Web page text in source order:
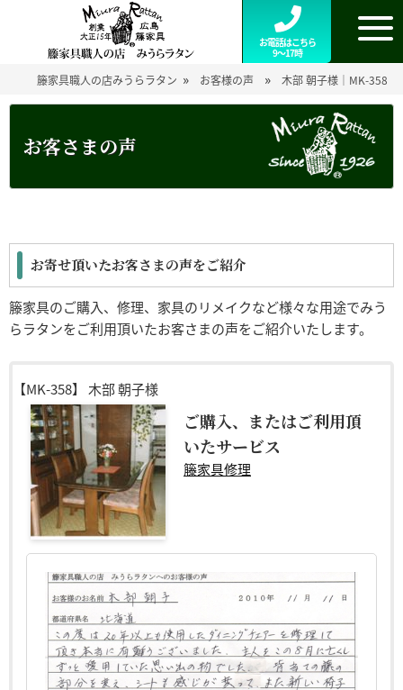
お電話はこちら
9～17時
籐家具職人の店みうらラタン » お客様の声 » 木部 朝子様｜MK-358
お客さまの声
お寄せ頂いたお客さまの声をご紹介
籐家具のご購入、修理、家具のリメイクなど様々な用途でみう
らラタンをご利用頂いたお客さまの声をご紹介いたします。
【MK-358】 木部 朝子様
ご購入、またはご利用頂
いたサービス
籐家具修理